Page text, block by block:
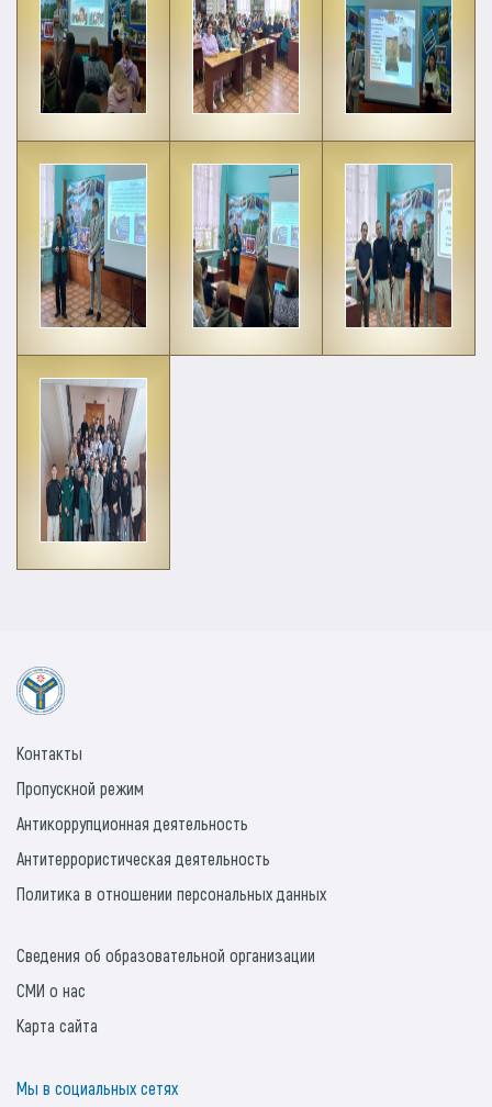
Контакты
Пропускной режим
Антикоррупционная деятельность
Антитеррористическая деятельность
Политика в отношении персональных данных
Сведения об образовательной организации
СМИ о нас
Карта сайта
Мы в социальных сетях